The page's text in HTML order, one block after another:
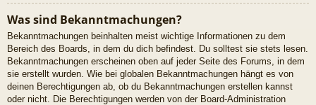
Was sind Bekanntmachungen?
Bekanntmachungen beinhalten meist wichtige Informationen zu dem
Bereich des Boards, in dem du dich befindest. Du solltest sie stets lesen.
Bekanntmachungen erscheinen oben auf jeder Seite des Forums, in dem
sie erstellt wurden. Wie bei globalen Bekanntmachungen hängt es von
deinen Berechtigungen ab, ob du Bekanntmachungen erstellen kannst
oder nicht. Die Berechtigungen werden von der Board-Administration